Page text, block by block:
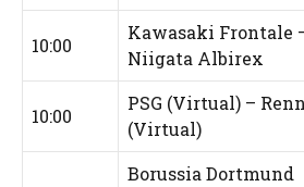
10:00
Kawasaki Frontale
Niigata Albirex
10:00
PSG (Virtual) –
(Virtual)
Borussia Dortmund